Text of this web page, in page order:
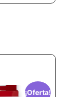
¡Oferta!